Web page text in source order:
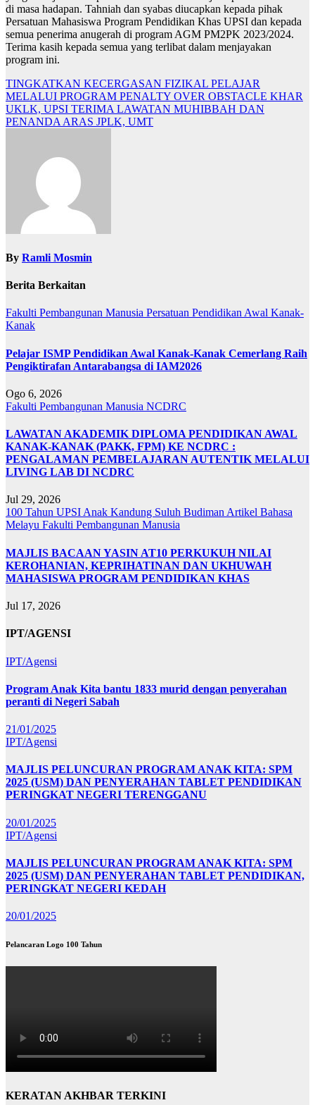
di masa hadapan. Tahniah dan syabas diucapkan kepada pihak
Persatuan Mahasiswa Program Pendidikan Khas UPSI dan kepada
semua penerima anugerah di program AGM PM2PK 2023/2024.
Terima kasih kepada semua yang terlibat dalam menjayakan
program ini.
Navigasi
kiriman
TINGKATKAN KECERGASAN FIZIKAL PELAJAR
MELALUI PROGRAM PENALTY OVER OBSTACLE KHAR
UKLK, UPSI TERIMA LAWATAN MUHIBBAH DAN
PENANDA ARAS JPLK, UMT
By Ramli Mosmin
Berita Berkaitan
Fakulti Pembangunan Manusia Persatuan Pendidikan Awal Kanak-
Kanak
Pelajar ISMP Pendidikan Awal Kanak-Kanak Cemerlang Raih
Pengiktirafan Antarabangsa di IAM2026
Ogo 6, 2026
Fakulti Pembangunan Manusia NCDRC
LAWATAN AKADEMIK DIPLOMA PENDIDIKAN AWAL
KANAK-KANAK (PAKK, FPM) KE NCDRC :
PENGALAMAN PEMBELAJARAN AUTENTIK MELALUI
LIVING LAB DI NCDRC
Jul 29, 2026
100 Tahun UPSIAnak Kandung Suluh BudimanArtikel Bahasa
Melayu Fakulti Pembangunan Manusia
MAJLIS BACAAN YASIN AT10 PERKUKUH NILAI
KEROHANIAN, KEPRIHATINAN DAN UKHUWAH
MAHASISWA PROGRAM PENDIDIKAN KHAS
Jul 17, 2026
IPT/AGENSI
IPT/Agensi
Program Anak Kita bantu 1833 murid dengan penyerahan
peranti di Negeri Sabah
21/01/2025
IPT/Agensi
MAJLIS PELUNCURAN PROGRAM ANAK KITA: SPM
2025 (USM) DAN PENYERAHAN TABLET PENDIDIKAN
PERINGKAT NEGERI TERENGGANU
20/01/2025
IPT/Agensi
MAJLIS PELUNCURAN PROGRAM ANAK KITA: SPM
2025 (USM) DAN PENYERAHAN TABLET PENDIDIKAN,
PERINGKAT NEGERI KEDAH
20/01/2025
Pelancaran Logo 100 Tahun
KERATAN AKHBAR TERKINI